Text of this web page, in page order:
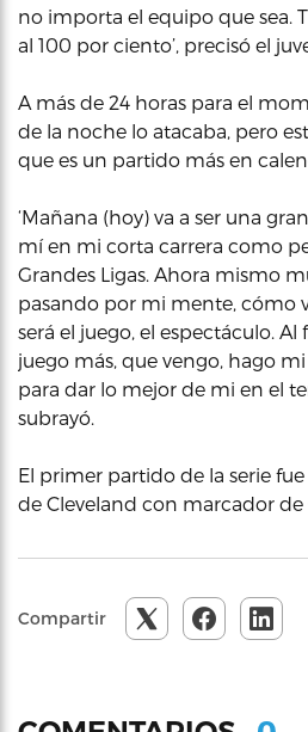
no importa el equipo que sea.
al 100 por ciento’, precisó el
A más de 24 horas para el
de la noche lo atacaba, pero
que es un partido más en
‘Mañana (hoy) va a ser una
mí en mi corta carrera como
Grandes Ligas. Ahora mismo
pasando por mi mente, cómo
será el juego, el espectáculo. Al
juego más, que vengo, hago
para dar lo mejor de mi en el
subrayó.
El primer partido de la serie
de Cleveland con marcador de
Compartir